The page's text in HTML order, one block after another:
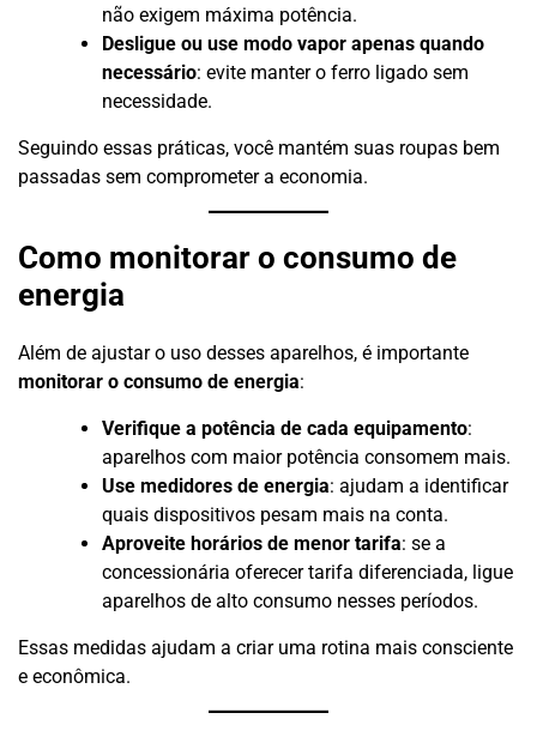
não exigem máxima potência.
Desligue ou use modo vapor apenas quando
necessário: evite manter o ferro ligado sem
necessidade.
Seguindo essas práticas, você mantém suas roupas bem
passadas sem comprometer a economia.
Como monitorar o consumo de
energia
Além de ajustar o uso desses aparelhos, é importante
monitorar o consumo de energia:
Verifique a potência de cada equipamento:
aparelhos com maior potência consomem mais.
Use medidores de energia: ajudam a identificar
quais dispositivos pesam mais na conta.
Aproveite horários de menor tarifa: se a
concessionária oferecer tarifa diferenciada, ligue
aparelhos de alto consumo nesses períodos.
Essas medidas ajudam a criar uma rotina mais consciente
e econômica.